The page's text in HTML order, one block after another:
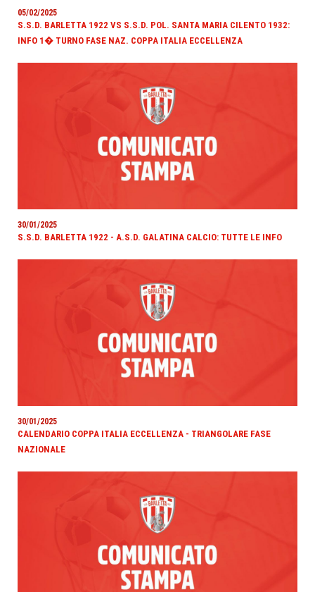
05/02/2025
S.S.D. BARLETTA 1922 VS S.S.D. POL. SANTA MARIA CILENTO 1932:
INFO 1� TURNO FASE NAZ. COPPA ITALIA ECCELLENZA
30/01/2025
S.S.D. BARLETTA 1922 - A.S.D. GALATINA CALCIO: TUTTE LE INFO
30/01/2025
CALENDARIO COPPA ITALIA ECCELLENZA - TRIANGOLARE FASE
NAZIONALE